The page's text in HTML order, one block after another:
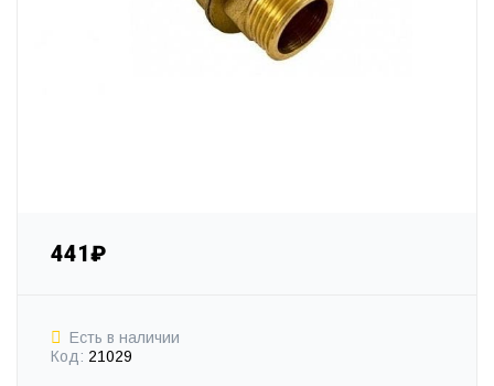
441₽
Есть в наличии
Код: 21029